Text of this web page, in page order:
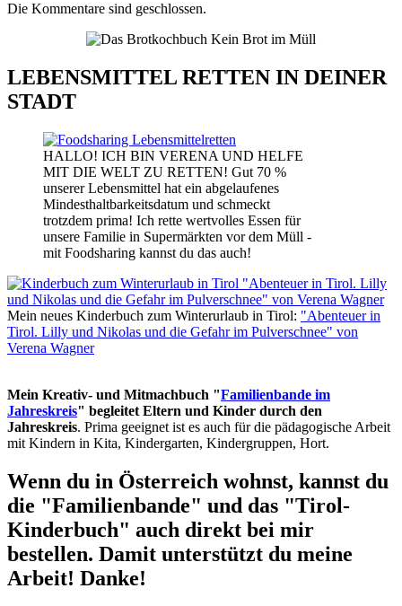
Die Kommentare sind geschlossen.
LEBENSMITTEL RETTEN IN DEINER
STADT
HALLO! ICH BIN VERENA UND HELFE
MIT DIE WELT ZU RETTEN! Gut 70 %
unserer Lebensmittel hat ein abgelaufenes
Mindesthaltbarkeitsdatum und schmeckt
trotzdem prima! Ich rette wertvolles Essen für
unsere Familie in Supermärkten vor dem Müll -
mit Foodsharing kannst du das auch!
Mein neues Kinderbuch zum Winterurlaub in Tirol: "Abenteuer in
Tirol. Lilly und Nikolas und die Gefahr im Pulverschnee" von
Verena Wagner
Mein Kreativ- und Mitmachbuch "Familienbande im
Jahreskreis" begleitet Eltern und Kinder durch den
Jahreskreis. Prima geeignet ist es auch für die pädagogische Arbeit
mit Kindern in Kita, Kindergarten, Kindergruppen, Hort.
Wenn du in Österreich wohnst, kannst du
die "Familienbande" und das "Tirol-
Kinderbuch" auch direkt bei mir
bestellen. Damit unterstützt du meine
Arbeit! Danke!